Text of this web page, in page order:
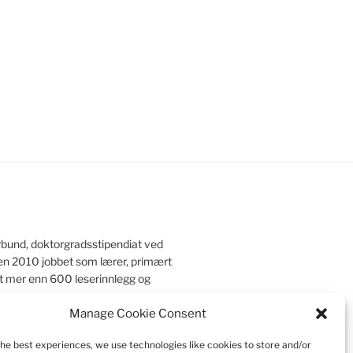
Manage Cookie Consent
best experiences, we use technologies like cookies to store and/or
doktorgradsstipendiat ved
2010 jobbet som lærer, primært
mer enn 600 leserinnlegg og